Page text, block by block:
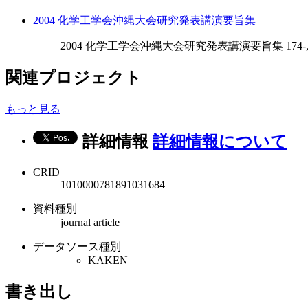
2004 化学工学会沖縄大会研究発表講演要旨集
2004 化学工学会沖縄大会研究発表講演要旨集 174-
関連プロジェクト
もっと見る
詳細情報 詳細情報について
CRID
1010000781891031684
資料種別
journal article
データソース種別
KAKEN
書き出し